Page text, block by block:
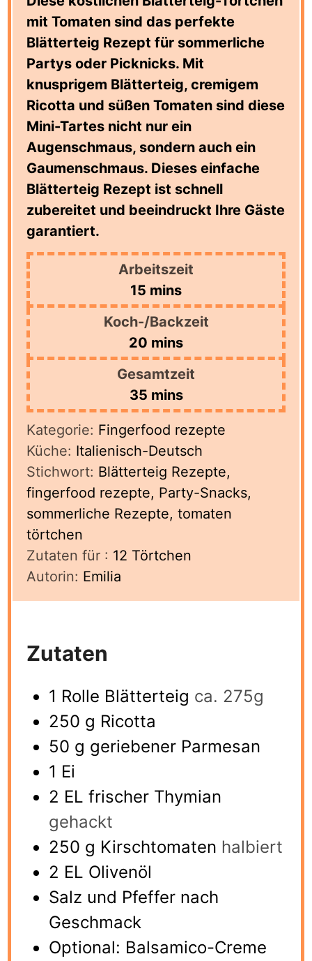
mit Tomaten sind das perfekte
Blätterteig Rezept für sommerliche
Partys oder Picknicks. Mit
knusprigem Blätterteig, cremigem
Ricotta und süßen Tomaten sind diese
Mini-Tartes nicht nur ein
Augenschmaus, sondern auch ein
Gaumenschmaus. Dieses einfache
Blätterteig Rezept ist schnell
zubereitet und beeindruckt Ihre Gäste
garantiert.
Arbeitszeit
15 minutes
mins
Koch-/Backzeit
20 minutes
mins
Gesamtzeit
35minutes
mins
Kategorie: Fingerfood rezepte
Küche: Italienisch-Deutsch
Stichwort: Blätterteig Rezepte,
fingerfood rezepte, Party-Snacks,
sommerliche Rezepte, tomaten
törtchen
Zutaten für : 12 Törtchen
Autorin: Emilia
Zutaten
1 Rolle Blätterteig ca. 275g
250 g Ricotta
50 g geriebener Parmesan
1 Ei
2 EL frischer Thymian
gehackt
250 g Kirschtomaten halbiert
2 EL Olivenöl
Salz und Pfeffer nach
Geschmack
Optional: Balsamico-Creme